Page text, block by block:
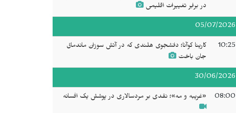
در برابر تغییرات اقلیمی
05/07/2026
10:25
کارینا کوآنا؛ دانشجوی هلندی که در آتش سوزان ماندماق
جان باخت
30/06/2026
08:00 «غریبه و مه»؛ نقدی بر مردسالاری در پوشش یک افسانه